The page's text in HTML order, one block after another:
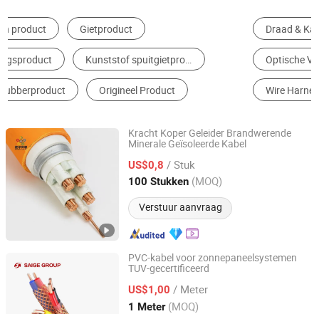
Draad & Kabel Stroomkabel
Optische Vezels & Kabel Communicatie Kabel
Wire Harness PV Kabel
Kracht Koper Geleider Brandwerende
Minerale Geïsoleerde Kabel
US$0,8 / Stuk
100 Stukken (MOQ)
Verstuur aanvraag
Shenghua Jiaolian Cable(Henan) Co., Ltd.
Henan, China Sinds 2025
PVC-kabel voor zonnepaneelsystemen
TUV-gecertificeerd
US$1,00 / Meter
1 Meter (MOQ)
Yangzhou Saige Wiring Technology Group Co., Ltd.
Jiangsu, China Sinds 2025